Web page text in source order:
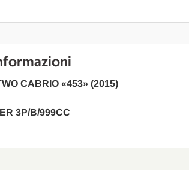
CABRIO «453» (2015)
3P/B/999CC